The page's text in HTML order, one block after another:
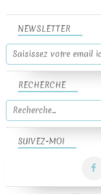
NEWSLETTER
SUIVEZ-MOI
RECHERCHE